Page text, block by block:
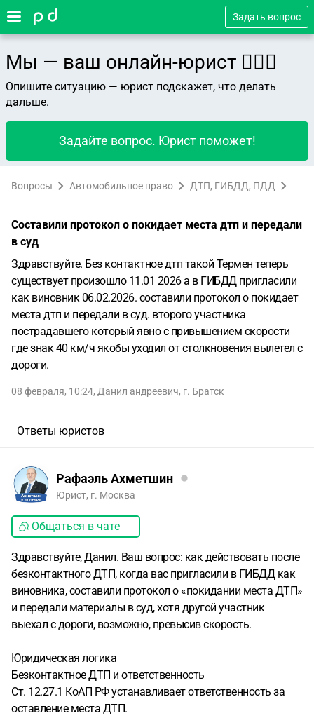
Задать вопрос
Мы — ваш онлайн-юрист 👨🏻‍⚖️
Опишите ситуацию — юрист подскажет, что делать
дальше.
Задайте вопрос. Юрист поможет!
Вопросы Автомобильное право ДТП, ГИБДД, ПДД
Составили протокол о покидает места дтп и передали
в суд
Здравствуйте. Без контактное дтп такой Термен теперь
существует произошло 11.01 2026 а в ГИБДД пригласили
как виновник 06.02.2026. составили протокол о покидает
места дтп и передали в суд. второго участника
пострадавшего который явно с привышением скорости
где знак 40 км/ч якобы уходил от столкновения вылетел с
дороги.
08 февраля, 10:24, Данил андреевич, г. Братск
Ответы юристов
Рафаэль Ахметшин
Юрист, г. Москва
Общаться в чате
Здравствуйте, Данил. Ваш вопрос: как действовать после
безконтактного ДТП, когда вас пригласили в ГИБДД как
виновника, составили протокол о «покидании места ДТП»
и передали материалы в суд, хотя другой участник
выехал с дороги, возможно, превысив скорость.
Юридическая логика
Безконтактное ДТП и ответственность
Ст. 12.27.1 КоАП РФ устанавливает ответственность за
оставление места ДТП.